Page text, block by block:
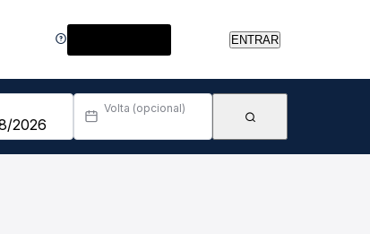
ENTRAR
Volta (opcional)